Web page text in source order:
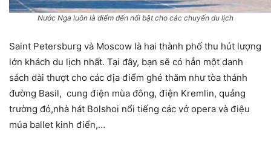
Nước Nga luôn là điểm đến nổi bật cho các chuyến du lịch
Saint Petersburg và Moscow là hai thành phố thu hút lượng
lớn khách du lịch nhất. Tại đây, bạn sẽ có hẳn một danh
sách dài thượt cho các địa điểm ghé thăm như tòa thánh
đường Basil, cung điện mùa đông, điện Kremlin, quảng
trường đỏ,nhà hát Bolshoi nổi tiếng các vở opera và điệu
múa ballet kinh điển,…